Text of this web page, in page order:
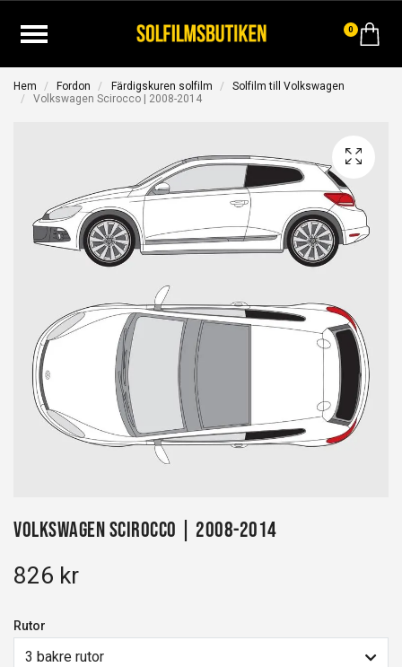
0
Hem Fordon Färdigskuren solfilm
Solfilm till Volkswagen
Volkswagen Scirocco | 2008-2014
Volkswagen Scirocco | 2008-2014
826 kr
Rutor
3 bakre rutor